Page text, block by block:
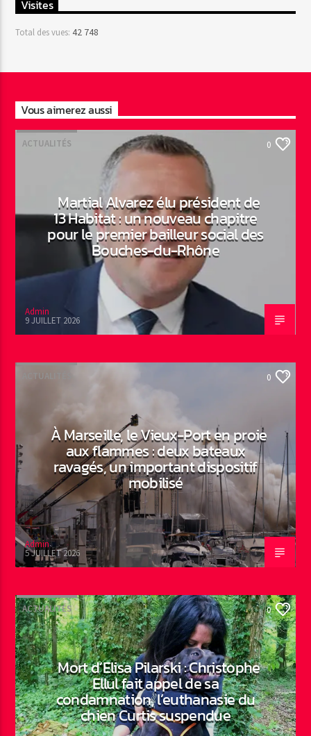
Visites
Total des vues:42 748
Vous aimerez aussi
ACTUALITÉS 0
Martial Alvarez élu président de
13 Habitat : un nouveau chapitre
pour le premier bailleur social des
Bouches-du-Rhône
Admin
9 JUILLET 2026
ACTUALITÉS 0
À Marseille, le Vieux-Port en proie
aux flammes : deux bateaux
ravagés, un important dispositif
mobilisé
Admin
5 JUILLET 2026
ACTUALITÉS 0
Mort d’Elisa Pilarski : Christophe
Ellul fait appel de sa
condamnation, l’euthanasie du
chien Curtis suspendue